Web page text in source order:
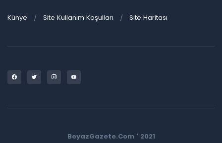
Künye Site Kullanım Koşulları Site Haritası
BeyazGazete.Com ' 2021